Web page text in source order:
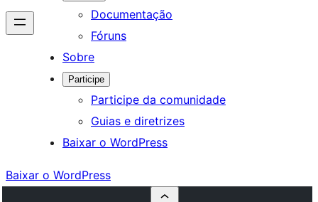
Documentação
Fóruns
Sobre
Participe
Participe da comunidade
Guias e diretrizes
Baixar o WordPress
Baixar o WordPress